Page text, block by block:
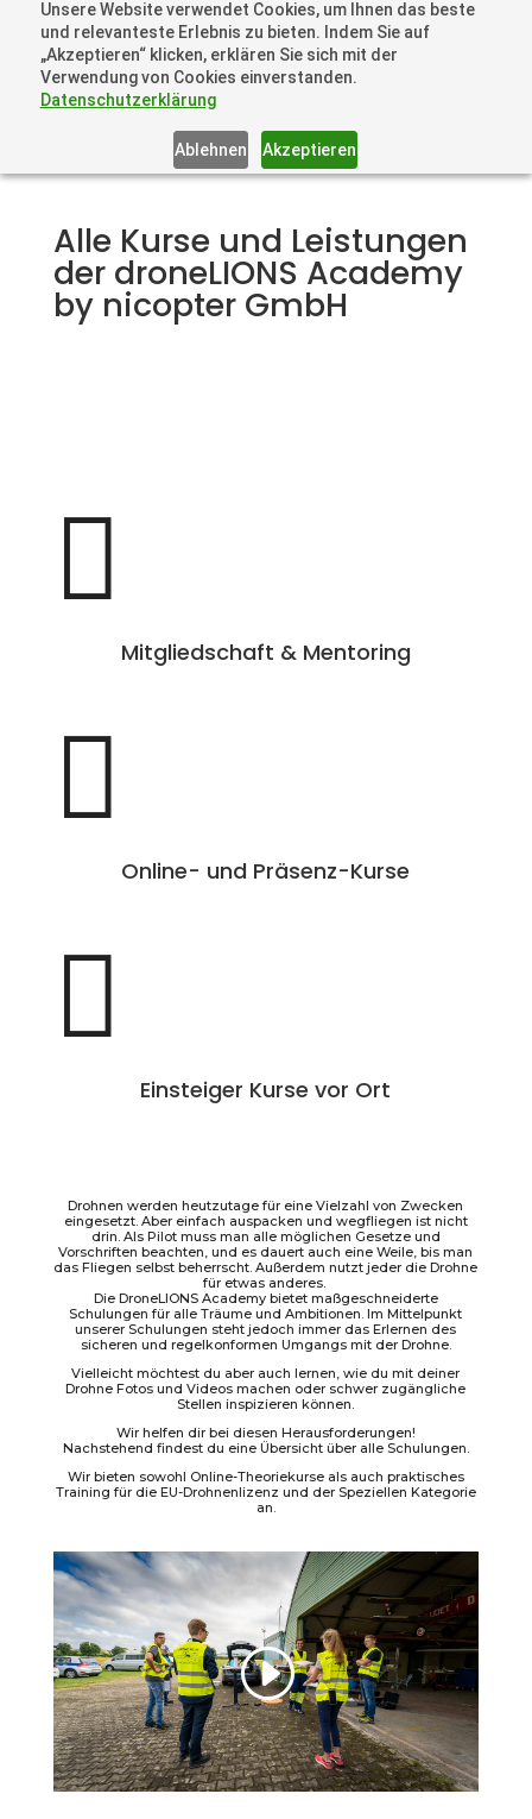
Unsere Website verwendet Cookies, um Ihnen das beste
und relevanteste Erlebnis zu bieten. Indem Sie auf
„Akzeptieren“ klicken, erklären Sie sich mit der
Verwendung von Cookies einverstanden.
Datenschutzerklärung
Ablehnen Akzeptieren
+41 44505 6667 oder +49 157 3598 0006
info@dronelions.academy
Alle Kurse und Leistungen
der droneLIONS Academy
by nicopter GmbH

Mitgliedschaft & Mentoring

Online- und Präsenz-Kurse

Einsteiger Kurse vor Ort
Drohnen werden heutzutage für eine Vielzahl von Zwecken
eingesetzt. Aber einfach auspacken und wegfliegen ist nicht
drin. Als Pilot muss man alle möglichen Gesetze und
Vorschriften beachten, und es dauert auch eine Weile, bis man
das Fliegen selbst beherrscht. Außerdem nutzt jeder die Drohne
für etwas anderes.
Die DroneLIONS Academy bietet maßgeschneiderte
Schulungen für alle Träume und Ambitionen. Im Mittelpunkt
unserer Schulungen steht jedoch immer das Erlernen des
sicheren und regelkonformen Umgangs mit der Drohne.
Vielleicht möchtest du aber auch lernen, wie du mit deiner
Drohne Fotos und Videos machen oder schwer zugängliche
Stellen inspizieren können.
Wir helfen dir bei diesen Herausforderungen!
Nachstehend findest du eine Übersicht über alle Schulungen.
Wir bieten sowohl Online-Theoriekurse als auch praktisches
Training für die EU-Drohnenlizenz und der Speziellen Kategorie
an.